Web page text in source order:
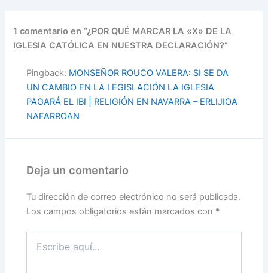
1 comentario en “¿POR QUÉ MARCAR LA «X» DE LA
IGLESIA CATÓLICA EN NUESTRA DECLARACIÓN?”
Pingback: MONSEÑOR ROUCO VALERA: SI SE DA
UN CAMBIO EN LA LEGISLACIÓN LA IGLESIA
PAGARÁ EL IBI | RELIGIÓN EN NAVARRA – ERLIJIOA
NAFARROAN
Deja un comentario
Tu dirección de correo electrónico no será publicada.
Los campos obligatorios están marcados con *
aquí...